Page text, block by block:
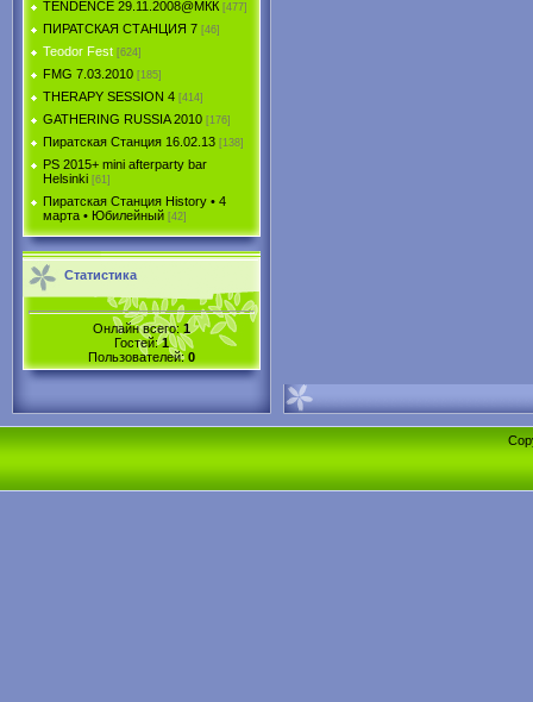
TENDЕNCE 29.11.2008@МКК [477]
ПИРАТСКАЯ СТАНЦИЯ 7 [46]
Teodor Fest [624]
FMG 7.03.2010 [185]
THERAPY SESSION 4 [414]
GATHERING RUSSIA 2010 [176]
Пиратская Станция 16.02.13 [138]
PS 2015+ mini afterparty bar
Helsinki [61]
Пиратская Станция History • 4
марта • Юбилейный [42]
Статистика
Онлайн всего: 1
Гостей:1
Пользователей:0